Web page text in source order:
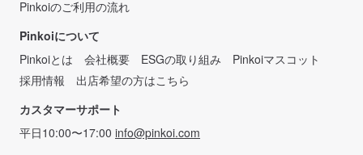
Pinkoiのご利用の流れ
Pinkoiについて
Pinkoiとは
会社概要 ESGの取り組み
Pinkoiマスコット
採用情報
出店希望の方はこちら
カスタマーサポート
平日10:00〜17:00 info@pinkoi.com